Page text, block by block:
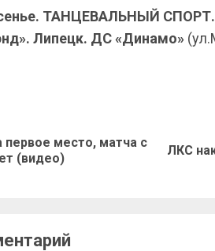
ТАНЦЕВАЛЬНЫЙ
Липецк. ДС «Динамо»
первое место, матча с
(видео)
ЛКС